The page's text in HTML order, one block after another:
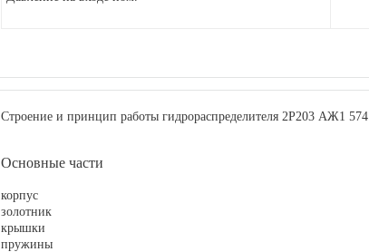
Строение и принцип работы гидрораспределителя 2Р203 АЖ1 574
Основные части
корпус
золотник
крышки
пружины